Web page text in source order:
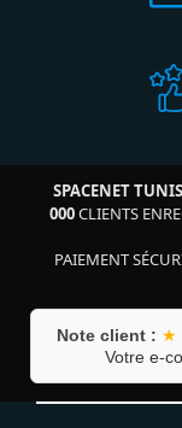
SPACENET
000CLIENTS
PAIEMENT
Note client : ★
Votre e-